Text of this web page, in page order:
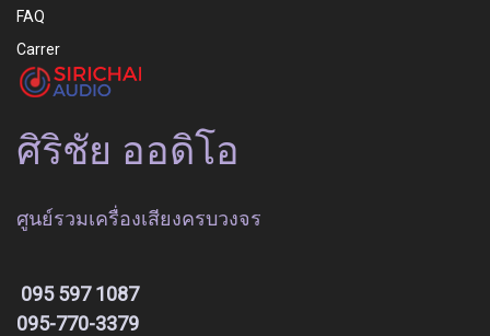
FAQ
Carrer
ศิริชัย ออดิโอ
ศูนย์รวมเครื่องเสียงครบวงจร
095 597 1087
095-770-3379